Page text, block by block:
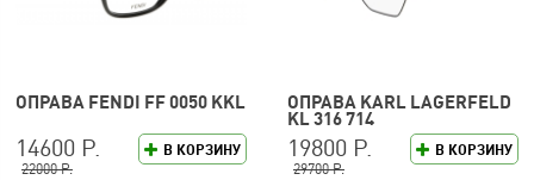
ОПРАВА FENDI FF 0050 KKL
В КОРЗИНУ
14600 Р.
22000 Р.
ОПРАВА KARL LAGERFELD
KL 316 714
В КОРЗИНУ
19800 Р.
29700 Р.